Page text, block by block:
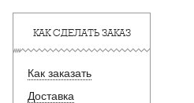
КАК СДЕЛАТЬ ЗАКАЗ
Как заказать
Доставка